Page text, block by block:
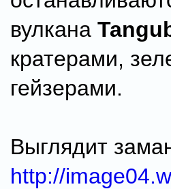
вулкана
кратерами,
гейзерами.
Выглядит
http://